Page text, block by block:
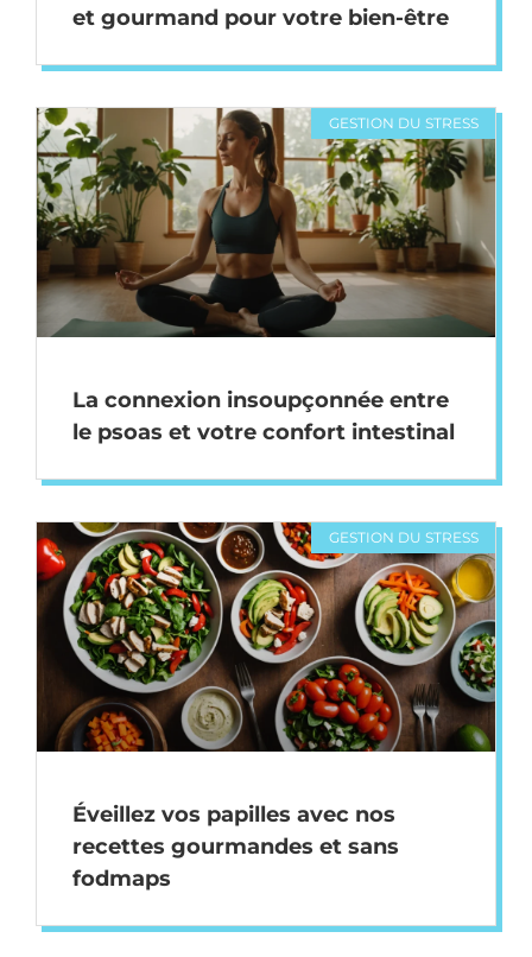
et gourmand pour votre bien-être
GESTION DU STRESS
La connexion insoupçonnée entre
le psoas et votre confort intestinal
GESTION DU STRESS
Éveillez vos papilles avec nos
recettes gourmandes et sans
fodmaps